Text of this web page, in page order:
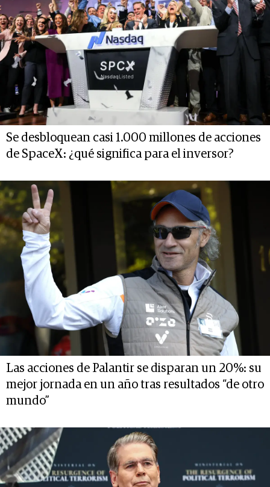
Se desbloquean casi 1.000 millones de acciones
de SpaceX: ¿qué significa para el inversor?
Las acciones de Palantir se disparan un 20%: su
mejor jornada en un año tras resultados “de otro
mundo”